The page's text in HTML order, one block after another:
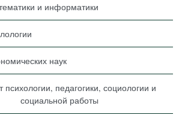
и информатики
наук
психологии, педагогики, социологии и
социальной работы